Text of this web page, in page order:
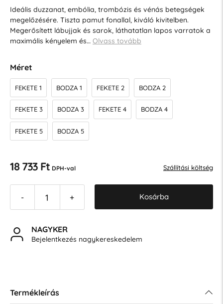
Ideális duzzanat, embólia, trombózis és vénás betegségek
megelőzésére. Tiszta pamut fonallal, kiváló kivitelben.
Megerősített lábujjak és sarok, láthatatlan lapos varratok a
maximális kényelem és… Olvass tovább
Méret
FEKETE 1 BODZA 1 FEKETE 2 BODZA 2
FEKETE 3 BODZA 3 FEKETE 4 BODZA 4
FEKETE 5 BODZA 5
18 733 Ft DPH-val Szállítási költség
- + Kosárba
NAGYKER
Bejelentkezés nagykereskedelem
Termékleírás